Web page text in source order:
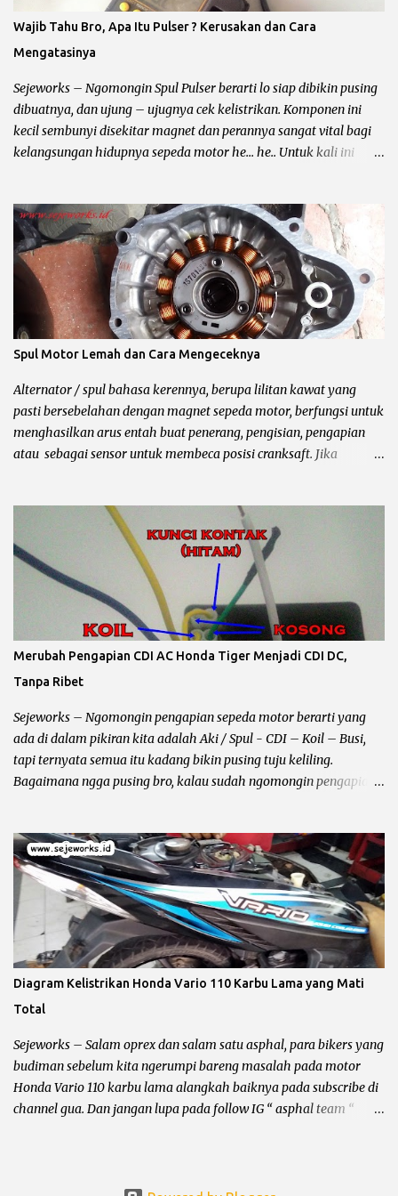
dan penerangan (lampu utama) sepeda motor dibagi menjadi
yaitu : Penerangan AC / Arus Bolak – Balik Untuk jenis
penerengan AC hampir diterapkan pada semua sepeda motor
karburator yang mempunyai CC kecil atau dibawah 150cc. Ciri –
Ciri Penerangan...
Wajib Tahu Bro, Apa Itu Pulser ? Kerusakan dan Cara
Mengatasinya
Sejeworks – Ngomongin Spul Pulser berarti lo siap dibikin pusing
dibuatnya, dan ujung – ujugnya cek kelistrikan. Komponen ini
kecil sembunyi disekitar magnet dan perannya sangat vital bagi
kelangsungan hidupnya sepeda motor he... he.. Untuk kali ini
minta di lem biru ?. Biar lebih jelas baca sampai kelar ya bro,
kalau bingung komen aja di tempatnya yusuf dan subscribe ya..
Fungsi dan Pengertian Pulser Motor Pulser atau pick up coil alias
spul pulser dan masih banyak lagi sebutannya adalah komponen
yang berfungsi untuk menentukan waktu pengapian kepada CDI
(Capasitor Discharge Ignition) atau ECU (Engine Control Unit)
dengan cara mengirimkan sinyal ke SCR, kemudian
memerintahkan SCR untuk membuka kapasitor dan
melepaskannya. Bahasa bengkelnya begini bro, pulser
mengirimkan sinyal ke CDI untuk memercikan api di busi, setelah
tonjolan magnet melewatinya seb...
Spul Motor Lemah dan Cara Mengeceknya
Alternator / spul bahasa kerennya, berupa lilitan kawat yang
pasti bersebelahan dengan magnet sepeda motor, berfungsi untuk
menghasilkan arus entah buat penerang, pengisian, pengapian
atau sebagai sensor untuk membeca posisi cranksaft. Jika
akhirnya perlu kick starter / engkol sampai keluar keringat
segede jagung dan mantepnya lagi sampai pakai bensin campur….
Ya campur dorong maksudnya... he….. Ini contoh gambarnya spul
Jupiter mx , masih ok… Beberapa kerusakan pada spull sepeda
motor : Spul pengisian Pada umumnya kabel berwarna putih,
kalau spul ini rusak atau terbakar maka pengaruhnya aki akan
ngedrop sampai habis 2 -3 kali, bahkan kalau ganti kiprok pun
akan tetap sama Karena problemnya ada pada lilitan spul. Cara
mengeceknya bisa dilihat kondisi fisik biasanya terbakar, atau
lilitan kawat putus, untuk pengecekan secara akurat tanpa
bongkar...
Merubah Pengapian CDI AC Honda Tiger Menjadi CDI DC,
Tanpa Ribet
Sejeworks – Ngomongin pengapian sepeda motor berarti yang
ada di dalam pikiran kita adalah Aki / Spul - CDI – Koil – Busi,
tapi ternyata semua itu kadang bikin pusing tuju keliling.
Bagaimana ngga pusing bro, kalau sudah ngomongin pengapian
lebih jauh harus diingat hal yang lagi dibahas itu masalah
pengapian bukan penerangan, karena kadang ada bro yang
bingung jadi gua perjelas dan pertajam setajam silet baru beli.
Pengapian berhubungan dengan CDI dan busi sementara
penerangan berhubungan dengan kiprok dan lampu depan. Jalur
CDI Honda Megapro Primus atau Suzuki Shogun 110 Pengapian
Sepeda Motor Dibagi Menjadi 3 Yaitu : Pengapian AC (Alternative
Current) Pengapian AC alias CDI bolak – balik adalah pengapian
yang bersumber pada spul sebagai pemicu letikan api pada busi,
sehingga terjadi proses pembakaran bahan bakar di ruang bakar.
Kelebihan dari jenis CDI AC ...
Diagram Kelistrikan Honda Vario 110 Karbu Lama yang Mati
Total
Sejeworks – Salam oprex dan salam satu asphal, para bikers yang
budiman sebelum kita ngerumpi bareng masalah pada motor
Honda Vario 110 karbu lama alangkah baiknya pada subscribe di
channel gua. Dan jangan lupa pada follow IG “ asphal team “